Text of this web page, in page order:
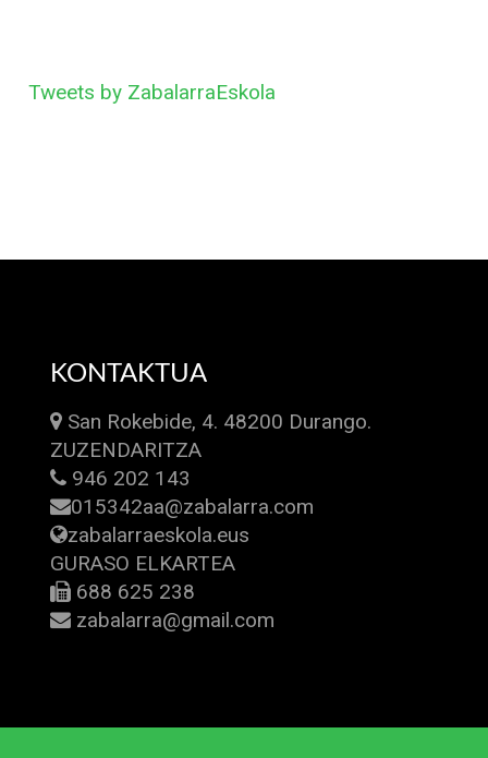
Tweets by ZabalarraEskola
KONTAKTUA
San Rokebide, 4. 48200 Durango.
ZUZENDARITZA
946 202 143
015342aa@zabalarra.com
zabalarraeskola.eus
GURASO ELKARTEA
688 625 238
zabalarra@gmail.com